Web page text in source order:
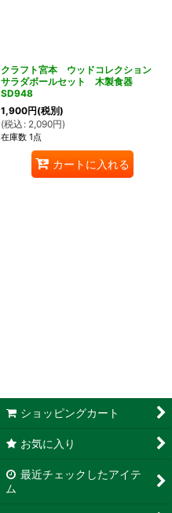
クラフト宮本 ウッドコレクション
サラダボールセット 木製食器
SD948
1,900円(税別)
(税込 : 2,090円)
在庫数 1点
カートに入れる
ショッピングカート
お気に入り
最近チェックしたアイテ
ム